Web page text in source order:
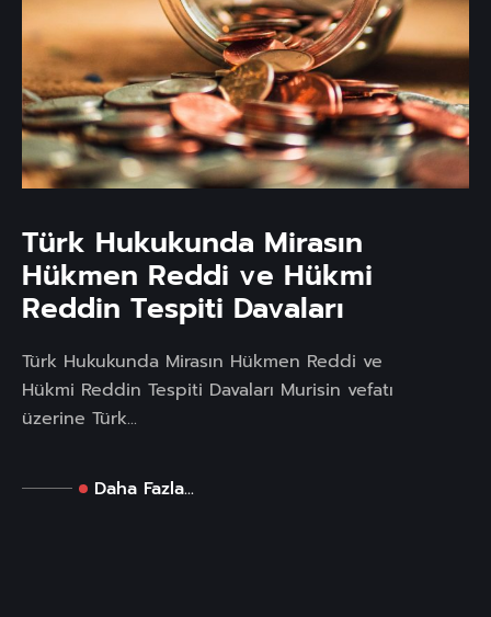
Türk Hukukunda Mirasın
Hükmen Reddi ve Hükmi
Reddin Tespiti Davaları
Türk Hukukunda Mirasın Hükmen Reddi ve
Hükmi Reddin Tespiti Davaları Murisin vefatı
üzerine Türk...
Daha Fazla...